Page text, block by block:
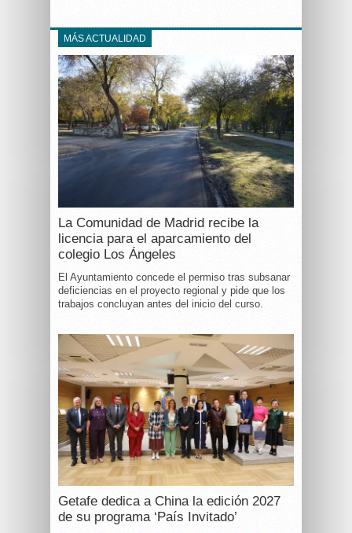
MÁS ACTUALIDAD
La Comunidad de Madrid recibe la
licencia para el aparcamiento del
colegio Los Ángeles
El Ayuntamiento concede el permiso tras subsanar
deficiencias en el proyecto regional y pide que los
trabajos concluyan antes del inicio del curso.
Getafe dedica a China la edición 2027
de su programa ‘País Invitado’